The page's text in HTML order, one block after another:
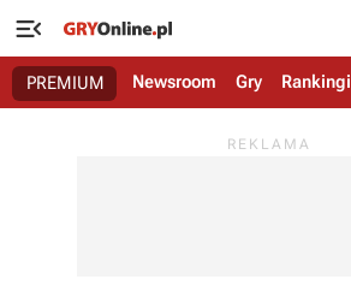

PREMIUM Newsroom Gry Rankingi